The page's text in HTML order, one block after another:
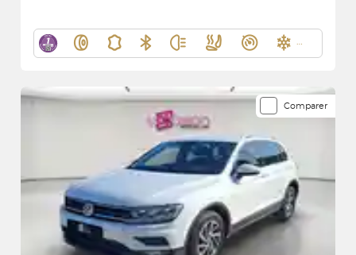
Comparer